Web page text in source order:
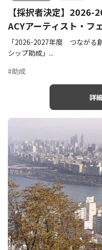
【採択者決定】
ACYアーティスト・フ
「2026-2027年度 つながる
シップ助成」...
#助成
詳